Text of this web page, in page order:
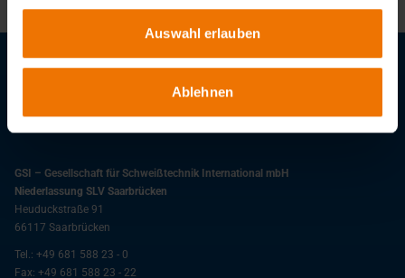
Auswahl erlauben
Ablehnen
Downloads
GSI – Gesellschaft für Schweißtechnik International mbH
Niederlassung SLV Saarbrücken
Heuduckstraße 91
66117 Saarbrücken
Tel.: +49 681 588 23 - 0
Fax: +49 681 588 23 - 22